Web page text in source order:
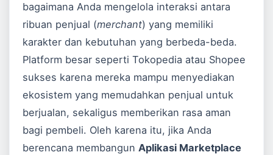
bagaimana Anda mengelola interaksi antara
ribuan penjual (merchant) yang memiliki
karakter dan kebutuhan yang berbeda-beda.
Platform besar seperti Tokopedia atau Shopee
sukses karena mereka mampu menyediakan
ekosistem yang memudahkan penjual untuk
berjualan, sekaligus memberikan rasa aman
bagi pembeli. Oleh karena itu, jika Anda
berencana membangunAplikasi Marketplace